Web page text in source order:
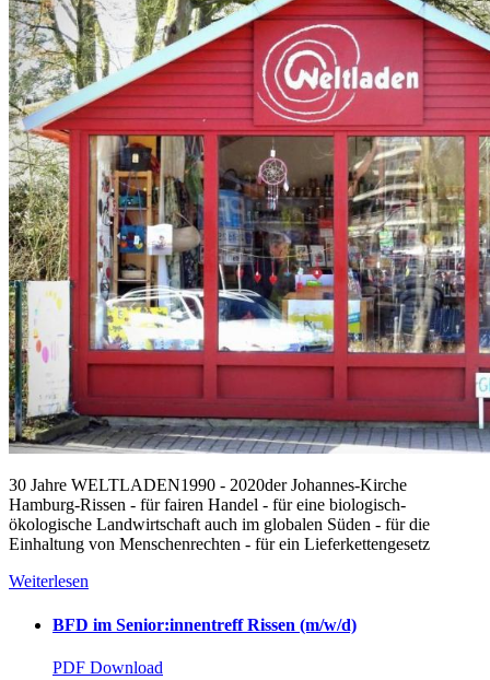
30 Jahre WELTLADEN1990 - 2020der Johannes-Kirche
Hamburg-Rissen - für fairen Handel - für eine biologisch-
ökologische Landwirtschaft auch im globalen Süden - für die
Einhaltung von Menschenrechten - für ein Lieferkettengesetz
Weiterlesen
BFD im Senior:innentreff Rissen (m/w/d)
PDF Download